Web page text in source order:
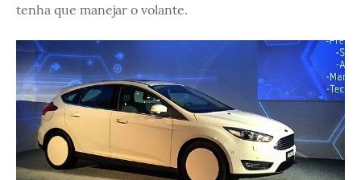
tenha que manejar o volante.